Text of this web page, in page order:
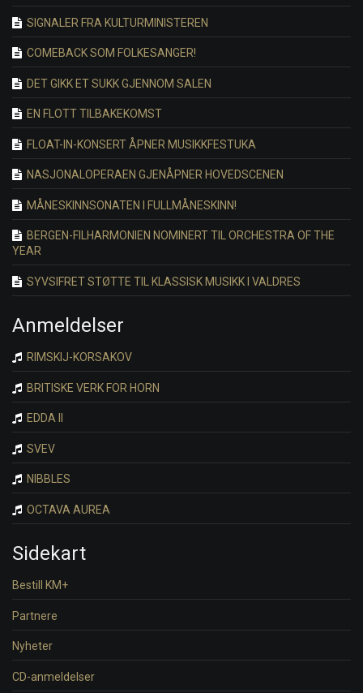
SIGNALER FRA KULTURMINISTEREN
COMEBACK SOM FOLKESANGER!
DET GIKK ET SUKK GJENNOM SALEN
EN FLOTT TILBAKEKOMST
FLOAT-IN-KONSERT ÅPNER MUSIKKFESTUKA
NASJONALOPERAEN GJENÅPNER HOVEDSCENEN
MÅNESKINNSONATEN I FULLMÅNESKINN!
BERGEN-FILHARMONIEN NOMINERT TIL ORCHESTRA OF THE
YEAR
SYVSIFRET STØTTE TIL KLASSISK MUSIKK I VALDRES
Anmeldelser
RIMSKIJ-KORSAKOV
BRITISKE VERK FOR HORN
EDDA II
SVEV
NIBBLES
OCTAVA AUREA
Sidekart
Bestill KM+
Partnere
Nyheter
CD-anmeldelser